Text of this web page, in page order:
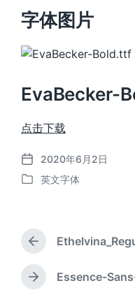
字体图片
EvaBecker-
点击下载
发
布
2020年6月2日
发
英文字体
上
篇
文
章
下
Essence-